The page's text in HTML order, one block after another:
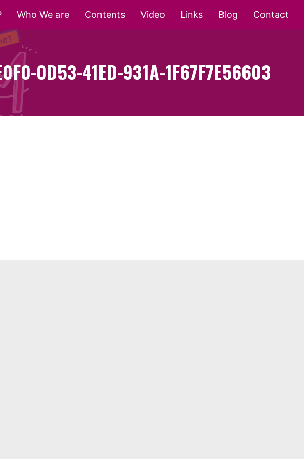
Who We are Contents Video Links Blog Contact
0D53-41ED-931A-1F67F7E56603